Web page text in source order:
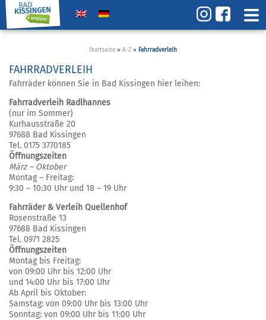
Startseite » A-Z » Fahrradverleih
FAHRRADVERLEIH
Fahrräder können Sie in Bad Kissingen hier leihen:
Fahrradverleih Radlhannes
(nur im Sommer)
Kurhausstraße 20
97688 Bad Kissingen
Tel. 0175 3770185
Öffnungszeiten
März – Oktober
Montag – Freitag:
9:30 – 10:30 Uhr und 18 – 19 Uhr
Fahrräder & Verleih Quellenhof
Rosenstraße 13
97688 Bad Kissingen
Tel. 0971 2825
Öffnungszeiten
Montag bis Freitag:
von 09:00 Uhr bis 12:00 Uhr
und 14:00 Uhr bis 17:00 Uhr
Ab April bis Oktober:
Samstag: von 09:00 Uhr bis 13:00 Uhr
Sonntag: von 09:00 Uhr bis 11:00 Uhr